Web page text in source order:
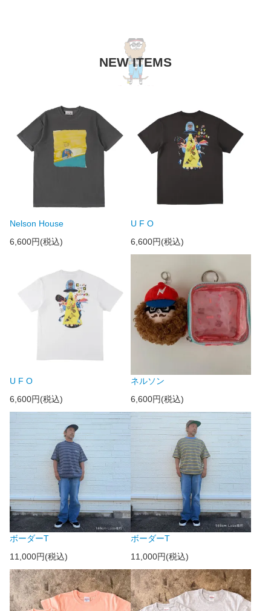
NEW ITEMS
Nelson House
6,600円(税込)
U F O
6,600円(税込)
U F O
6,600円(税込)
ネルソン
6,600円(税込)
ボーダーT
11,000円(税込)
ボーダーT
11,000円(税込)